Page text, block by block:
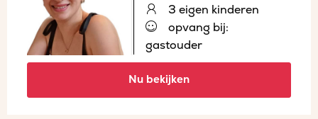
3 eigen kinderen
opvang bij:
gastouder
Nu bekijken